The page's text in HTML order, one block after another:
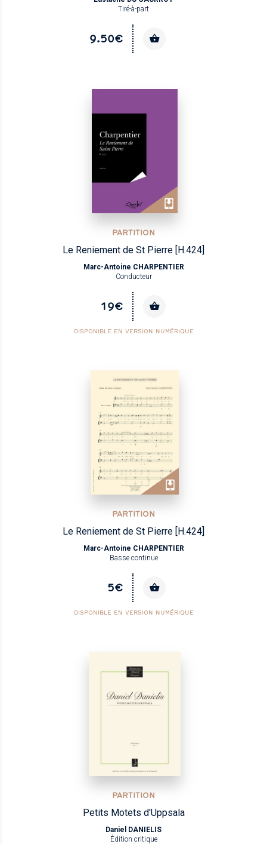
Tiré-à-part
9.50€
PARTITION
Le Reniement de St Pierre [H.424]
Marc-Antoine CHARPENTIER
Conducteur
19€
DISPONIBLE EN VERSION NUMÉRIQUE
PARTITION
Le Reniement de St Pierre [H.424]
Marc-Antoine CHARPENTIER
Basse continue
5€
DISPONIBLE EN VERSION NUMÉRIQUE
PARTITION
Petits Motets d'Uppsala
Daniel DANIELIS
Édition critique